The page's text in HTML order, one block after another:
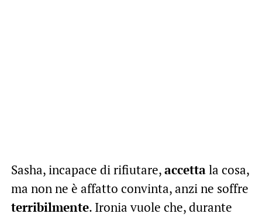
Sasha, incapace di rifiutare,accettala cosa,
ma non ne è affatto convinta, anzi ne soffre
terribilmente. Ironia vuole che, durante